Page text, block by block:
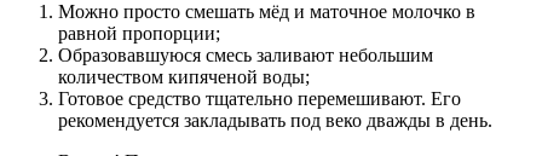
Можно просто смешать мёд и маточное молочко в
равной пропорции;
Образовавшуюся смесь заливают небольшим
количеством кипяченой воды;
Готовое средство тщательно перемешивают. Его
рекомендуется закладывать под веко дважды в день.